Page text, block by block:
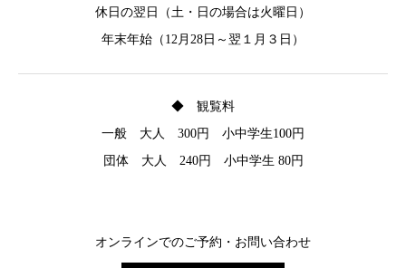
休日の翌日（土・日の場合は火曜日）
年末年始（12月28日～翌１月３日）
◆ 観覧料
一般 大人 300円 小中学生100円
団体 大人 240円 小中学生 80円
オンラインでのご予約・お問い合わせ